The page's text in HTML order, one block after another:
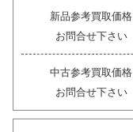
新品参考買取価格
お問合せ下さい
中古参考買取価格
お問合せ下さい